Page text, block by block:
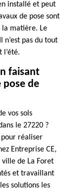
installé et peut
de pose sont
la matière. Le
pas du tout
l’été.
faisant
pose de
vos sols
le 27220 ?
pour réaliser
Entreprise CE,
de La Foret
et travaillant
solutions les